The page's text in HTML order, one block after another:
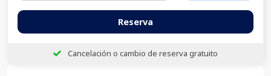
Reserva
Cancelación o cambio de reserva gratuito